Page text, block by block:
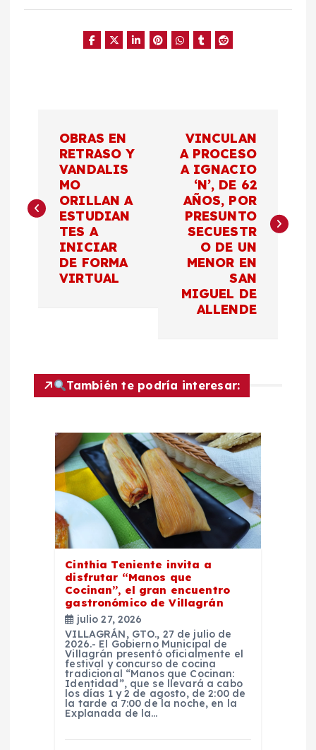
v
e
ó
OBRAS EN
RETRASO Y
VANDALIS
MO
ORILLAN A
ESTUDIAN
TES A
INICIAR
DE FORMA
VIRTUAL
VINCULAN
A PROCESO
A IGNACIO
‘N’, DE 62
AÑOS, POR
PRESUNTO
SECUESTR
O DE UN
MENOR EN
SAN
MIGUEL DE
ALLENDE
También te podría interesar:
Cinthia Teniente invita a
disfrutar “Manos que
Cocinan”, el gran encuentro
gastronómico de Villagrán
julio 27, 2026
VILLAGRÁN, GTO., 27 de julio de
2026.- El Gobierno Municipal de
Villagrán presentó oficialmente el
festival y concurso de cocina
tradicional “Manos que Cocinan:
Identidad”, que se llevará a cabo
los días 1 y 2 de agosto, de 2:00 de
la tarde a 7:00 de la noche, en la
Explanada de la…